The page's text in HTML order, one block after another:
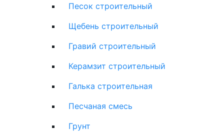
Песок строительный
Щебень строительный
Гравий строительный
Керамзит строительный
Галька строительная
Песчаная смесь
Грунт